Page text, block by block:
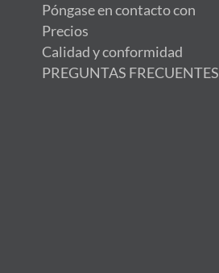
Póngase en contacto con
Precios
Calidad y conformidad
PREGUNTAS FRECUENTES